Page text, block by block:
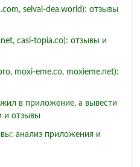
selval-dea.world): отзывы
casi-topia.co): отзывы и
moxi-eme.co, moxieme.net):
в приложение, а вывести
и отзывы
анализ приложения и